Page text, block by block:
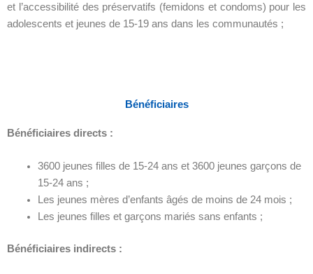
et l’accessibilité des préservatifs (femidons et condoms) pour les
adolescents et jeunes de 15-19 ans dans les communautés ;
Bénéficiaires
Bénéficiaires directs :
3600 jeunes filles de 15-24 ans et 3600 jeunes garçons de
15-24 ans ;
Les jeunes mères d’enfants âgés de moins de 24 mois ;
Les jeunes filles et garçons mariés sans enfants ;
Bénéficiaires indirects :